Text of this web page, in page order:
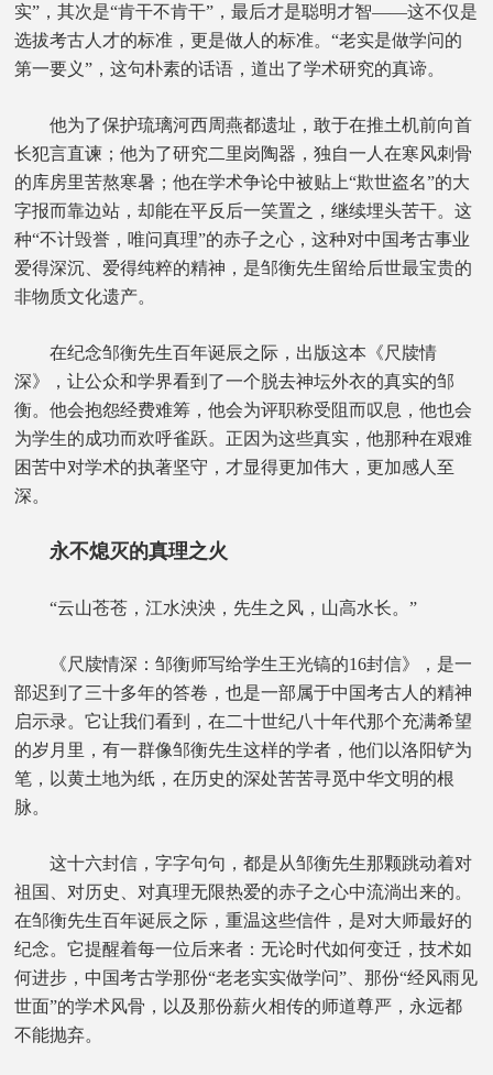
实”，其次是“肯干不肯干”，最后才是聪明才智——这不仅是
选拔考古人才的标准，更是做人的标准。“老实是做学问的
第一要义”，这句朴素的话语，道出了学术研究的真谛。
他为了保护琉璃河西周燕都遗址，敢于在推土机前向首
长犯言直谏；他为了研究二里岗陶器，独自一人在寒风刺骨
的库房里苦熬寒暑；他在学术争论中被贴上“欺世盗名”的大
字报而靠边站，却能在平反后一笑置之，继续埋头苦干。这
种“不计毁誉，唯问真理”的赤子之心，这种对中国考古事业
爱得深沉、爱得纯粹的精神，是邹衡先生留给后世最宝贵的
非物质文化遗产。
在纪念邹衡先生百年诞辰之际，出版这本《尺牍情
深》，让公众和学界看到了一个脱去神坛外衣的真实的邹
衡。他会抱怨经费难筹，他会为评职称受阻而叹息，他也会
为学生的成功而欢呼雀跃。正因为这些真实，他那种在艰难
困苦中对学术的执著坚守，才显得更加伟大，更加感人至
深。
永不熄灭的真理之火
“云山苍苍，江水泱泱，先生之风，山高水长。”
《尺牍情深：邹衡师写给学生王光镐的16封信》，是一
部迟到了三十多年的答卷，也是一部属于中国考古人的精神
启示录。它让我们看到，在二十世纪八十年代那个充满希望
的岁月里，有一群像邹衡先生这样的学者，他们以洛阳铲为
笔，以黄土地为纸，在历史的深处苦苦寻觅中华文明的根
脉。
这十六封信，字字句句，都是从邹衡先生那颗跳动着对
祖国、对历史、对真理无限热爱的赤子之心中流淌出来的。
在邹衡先生百年诞辰之际，重温这些信件，是对大师最好的
纪念。它提醒着每一位后来者：无论时代如何变迁，技术如
何进步，中国考古学那份“老老实实做学问”、那份“经风雨见
世面”的学术风骨，以及那份薪火相传的师道尊严，永远都
不能抛弃。